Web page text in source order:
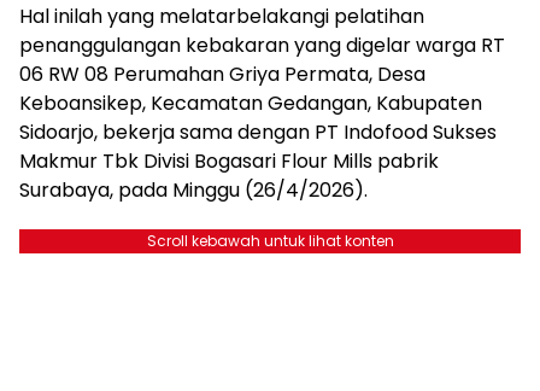
Hal inilah yang melatarbelakangi pelatihan
penanggulangan kebakaran yang digelar warga RT
06 RW 08 Perumahan Griya Permata, Desa
Keboansikep, Kecamatan Gedangan, Kabupaten
Sidoarjo, bekerja sama dengan PT Indofood Sukses
Makmur Tbk Divisi Bogasari Flour Mills pabrik
Surabaya, pada Minggu (26/4/2026).
Scroll kebawah untuk lihat konten